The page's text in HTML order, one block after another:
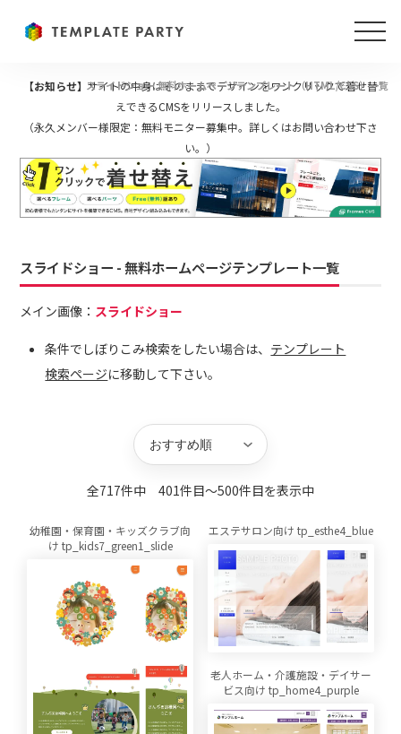
スライドショー 無料ホームページテンプレート（HTML/CSS）一覧
【お知らせ】サイトの中身はそのままでデザインをワンクリックで着せ替
えできるCMSをリリースしました。
（永久メンバー様限定：無料モニター募集中。詳しくはお問い合わせ下さ
い。）
スライドショー - 無料ホームページテンプレート一覧
メイン画像： スライドショー
条件でしぼりこみ検索をしたい場合は、 テンプレート
検索ページに移動して下さい。
キーワード
並び替え
全717件中 401件目〜500件目を表示中
幼稚園・保育園・キッズクラブ向
け tp_kids7_green1_slide
エステサロン向け tp_esthe4_blue
老人ホーム・介護施設・デイサー
ビス向け tp_home4_purple